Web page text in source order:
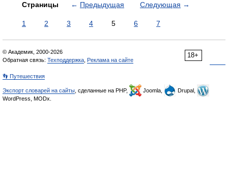
Страницы ← Предыдущая Следующая →
1 2 3 4 5 6 7
18+
© Академик, 2000-2026
Обратная связь: Техподдержка Реклама на сайте
👣 Путешествия
Экспорт словарей на сайты , сделанные на PHP, Joomla,
Drupal,
WordPress, MODx.